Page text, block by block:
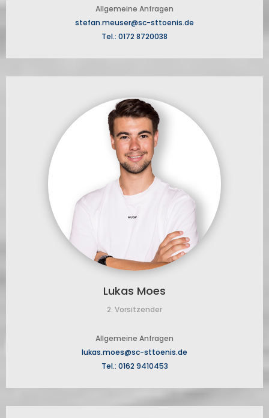
Allgemeine Anfragen
stefan.meuser@sc-sttoenis.de
Tel.: 0172 8720038
Lukas Moes
2. Vorsitzender
Allgemeine Anfragen
lukas.moes@sc-sttoenis.de
Tel.: 0162 9410453